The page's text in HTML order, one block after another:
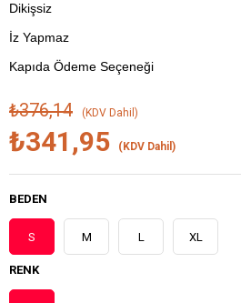
Dikişsiz
İz Yapmaz
Kapıda Ödeme Seçeneği
₺376,14 (KDV Dahil)
₺341,95 (KDV Dahil)
BEDEN
S M L XL
RENK